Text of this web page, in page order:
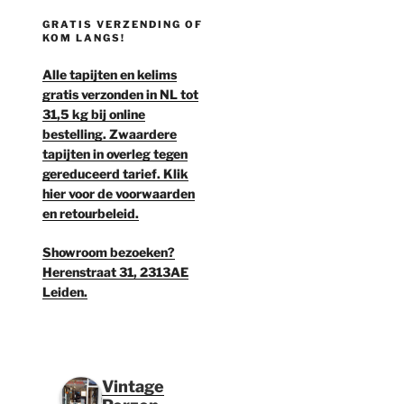
GRATIS VERZENDING OF
KOM LANGS!
Alle tapijten en kelims
gratis verzonden in NL tot
31,5 kg bij online
bestelling. Zwaardere
tapijten in overleg tegen
gereduceerd tarief. Klik
hier voor de voorwaarden
en retourbeleid.
Showroom bezoeken?
Herenstraat 31, 2313AE
Leiden.
Vintage